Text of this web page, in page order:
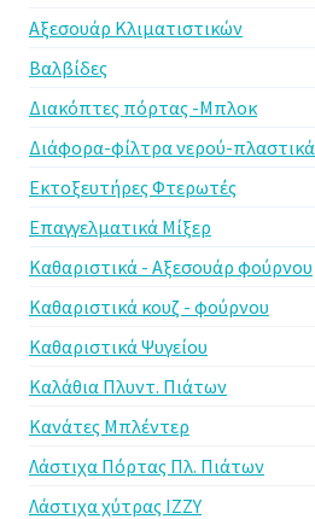
Αξεσουάρ Κλιματιστικών
Βαλβίδες
Διακόπτες πόρτας -Μπλοκ
Διάφορα-φίλτρα νερού-πλαστικά
Εκτοξευτήρες Φτερωτές
Επαγγελματικά Μίξερ
Καθαριστικά - Αξεσουάρ φούρνου
Καθαριστικά κουζ - φούρνου
Καθαριστικά Ψυγείου
Καλάθια Πλυντ. Πιάτων
Κανάτες Μπλέντερ
Λάστιχα Πόρτας Πλ. Πιάτων
Λάστιχα χύτρας IZZY